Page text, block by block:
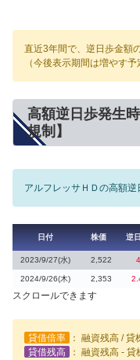
直近3年間で、逆日歩金額
（今後表示期間は増やす予
高額逆日歩発生
規制】
アルフレッサＨＤの高額
日付 株価 逆
2023/9/27(水) 2,522
2024/9/26(木) 2,353
スクロールできます
貸借倍率
： 融資残高 /
貸借残高
： 融資残高 - 貸